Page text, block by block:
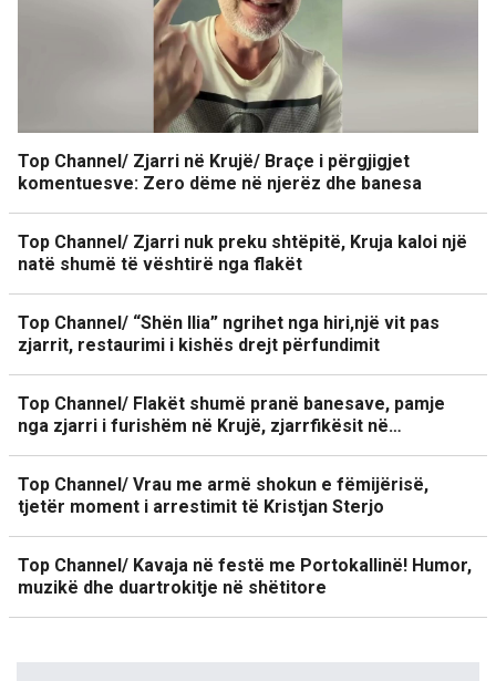
Top Channel/ Zjarri në Krujë/ Braçe i përgjigjet
komentuesve: Zero dëme në njerëz dhe banesa
Top Channel/ Zjarri nuk preku shtëpitë, Kruja kaloi një
natë shumë të vështirë nga flakët
Top Channel/ “Shën Ilia” ngrihet nga hiri,një vit pas
zjarrit, restaurimi i kishës drejt përfundimit
Top Channel/ Flakët shumë pranë banesave, pamje
nga zjarri i furishëm në Krujë, zjarrfikësit në…
Top Channel/ Vrau me armë shokun e fëmijërisë,
tjetër moment i arrestimit të Kristjan Sterjo
Top Channel/ Kavaja në festë me Portokallinë! Humor,
muzikë dhe duartrokitje në shëtitore